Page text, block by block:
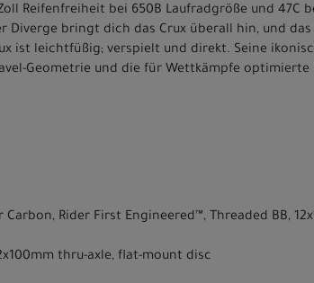
Reifenfreiheit bei 650B Laufradgröße und
Diverge bringt dich das Crux überall hin, und
ist leichtfüßig; verspielt und direkt. Seine
Geometrie und die für Wettkämpfe
Carbon, Rider First Engineered™, Threaded BB,
thru-axle, flat-mount disc